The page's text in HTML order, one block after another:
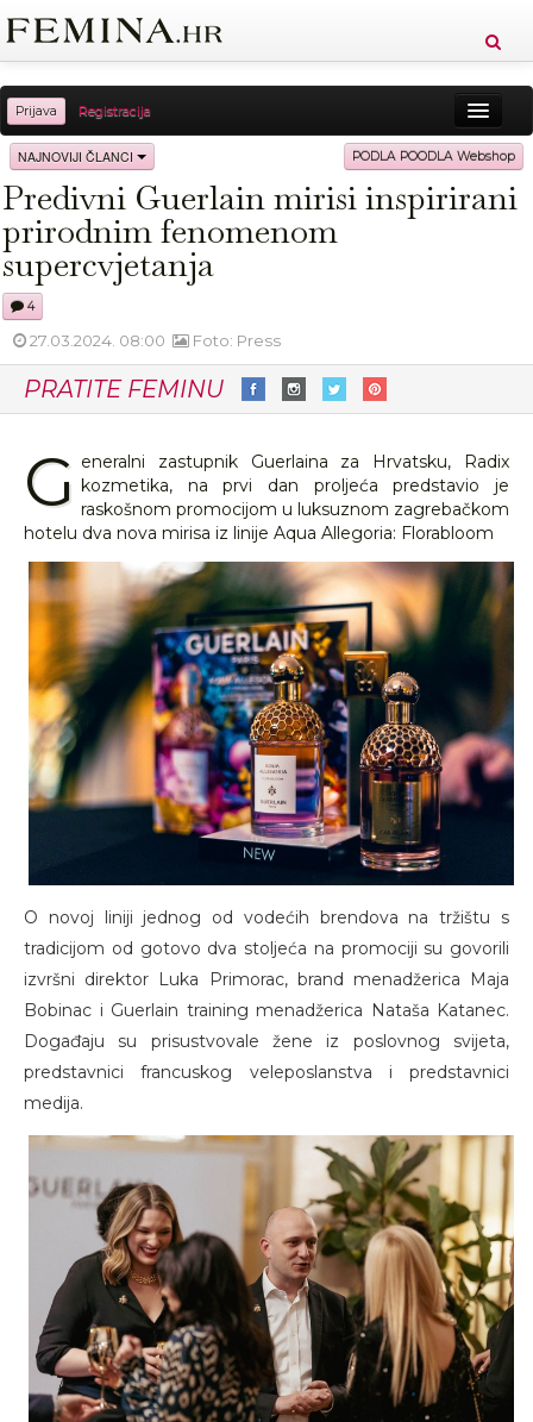
Prijava Registracija
Sreća Zdravlje Vitkost
Moda Ljubav Relax Putovanja Recepti
Proizvodi
NAJNOVIJI ČLANCI PODLA POODLA Webshop
Predivni Guerlain mirisi inspirirani
prirodnim fenomenom
supercvjetanja
4
27.03.2024. 08:00 Foto: Press
PRATITE FEMINU
G eneralni zastupnik Guerlaina za Hrvatsku, Radix
kozmetika, na prvi dan proljeća predstavio je
raskošnom promocijom u luksuznom zagrebačkom
hotelu dva nova mirisa iz linije Aqua Allegoria: Florabloom
O novoj liniji jednog od vodećih brendova na tržištu s
tradicijom od gotovo dva stoljeća na promociji su govorili
izvršni direktor Luka Primorac, brand menadžerica Maja
Bobinac i Guerlain training menadžerica Nataša Katanec.
Događaju su prisustvovale žene iz poslovnog svijeta,
predstavnici francuskog veleposlanstva i predstavnici
medija.